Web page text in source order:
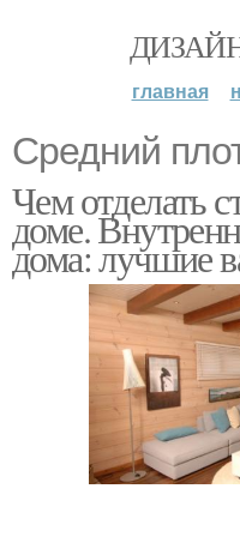
главная
Средний
Чем отделать
доме.
дома: лучшие